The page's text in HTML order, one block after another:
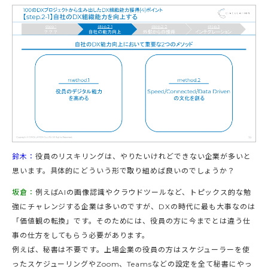
鈴木： 役員のリスキリングは、やりたいけれどできない企業が多いと
思います。具体的にどういう形で取り組めば良いのでしょうか？
坂倉： 例えばAIの画像認識やクラウドツールなど、トピックス的な勉
強にチャレンジする企業は多いのですが、DXの時代に最も大事なのは
「価値観の転換」です。そのためには、役員の方に今までとは違う仕
事の仕方をしてもらう必要があります。
例えば、秘書は不要です。上場企業の役員の方はスケジューラーを使
ったスケジューリングやZoom、Teamsなどの設定を全て秘書にやっ